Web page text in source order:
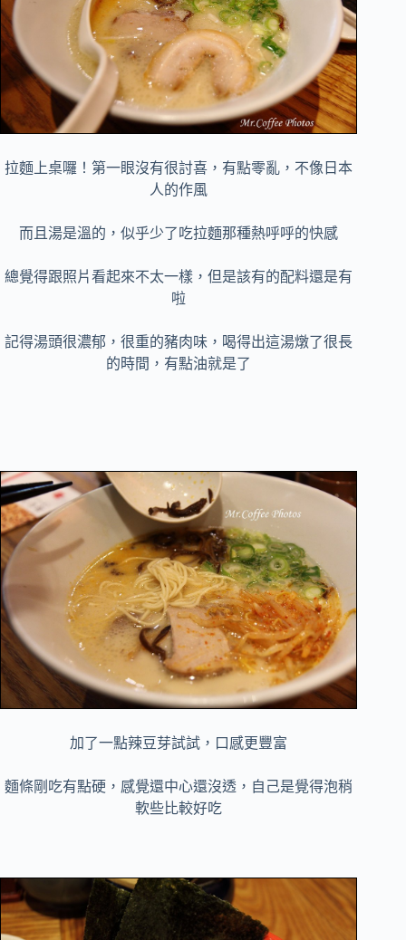
拉麵上桌囉！第一眼沒有很討喜，有點零亂，不像日本
人的作風
而且湯是溫的，似乎少了吃拉麵那種熱呼呼的快感
總覺得跟照片看起來不太一樣，但是該有的配料還是有
啦
記得湯頭很濃郁，很重的豬肉味，喝得出這湯燉了很長
的時間，有點油就是了
加了一點辣豆芽試試，口感更豐富
麵條剛吃有點硬，感覺還中心還沒透，自己是覺得泡稍
軟些比較好吃